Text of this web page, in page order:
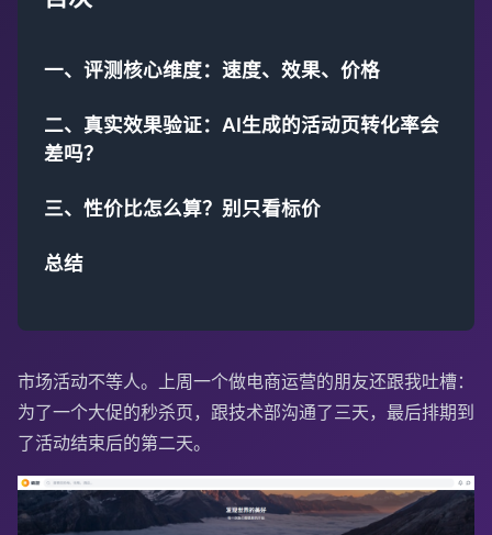
一、评测核心维度：速度、效果、价格
二、真实效果验证：AI生成的活动页转化率会
差吗？
三、性价比怎么算？别只看标价
总结
市场活动不等人。上周一个做电商运营的朋友还跟我吐槽：
为了一个大促的秒杀页，跟技术部沟通了三天，最后排期到
了活动结束后的第二天。